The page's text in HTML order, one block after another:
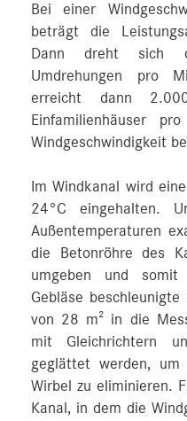
Bei einer
beträgt die
Dann dreht sich
Umdrehungen pro
erreicht dann
Einfamilienhäuser
Windgeschwindigkeit
Im Windkanal wird
24°C eingehalten.
Außentemperaturen
die Betonröhre des
umgeben und
Gebläse
von 28 m² in die
mit Gleichrichtern
geglättet werden, um
Wirbel zu eliminieren.
Kanal, in dem die